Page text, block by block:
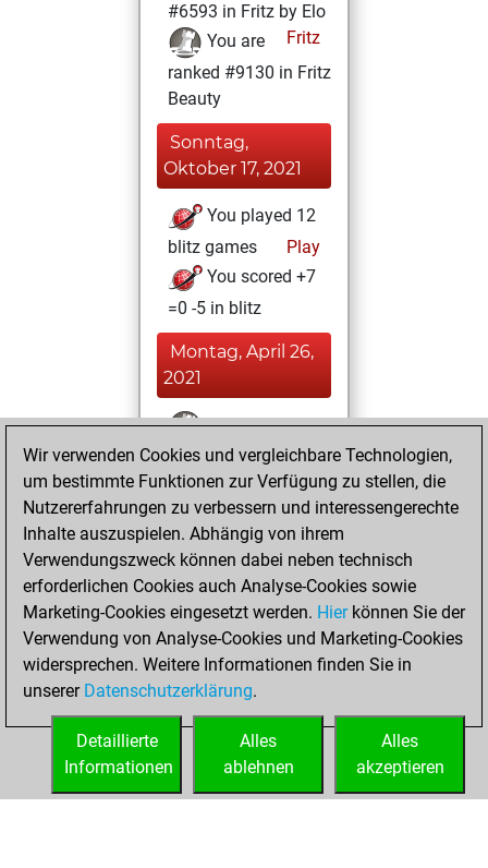
#6593 in Fritz by Elo
Fritz
You are
ranked #9130 in Fritz
Beauty
Sonntag,
Oktober 17, 2021
You played 12
blitz games
Play
You scored +7
=0 -5 in blitz
Montag, April 26,
2021
You won
against Fritz
Fritz
You achieved a
BeautyScore of 25
You achieved a
new Elo of 1612
Sonntag, April 18,
2021
You created
your Fritz account
Wir verwenden Cookies und vergleichbare Technologien,
um bestimmte Funktionen zur Verfügung zu stellen, die
Nutzererfahrungen zu verbessern und interessengerechte
Inhalte auszuspielen. Abhängig von ihrem
Verwendungszweck können dabei neben technisch
erforderlichen Cookies auch Analyse-Cookies sowie
Marketing-Cookies eingesetzt werden. Hierkönnen Sie der
Verwendung von Analyse-Cookies und Marketing-Cookies
widersprechen. Weitere Informationen finden Sie in
unserer Datenschutzerklärung.
Alles
akzeptieren
Alles
ablehnen
Detaillierte
Informationen